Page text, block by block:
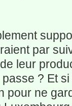
par
leur
? Et
pour ne